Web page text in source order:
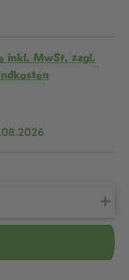
inkl. MwSt. zzgl.